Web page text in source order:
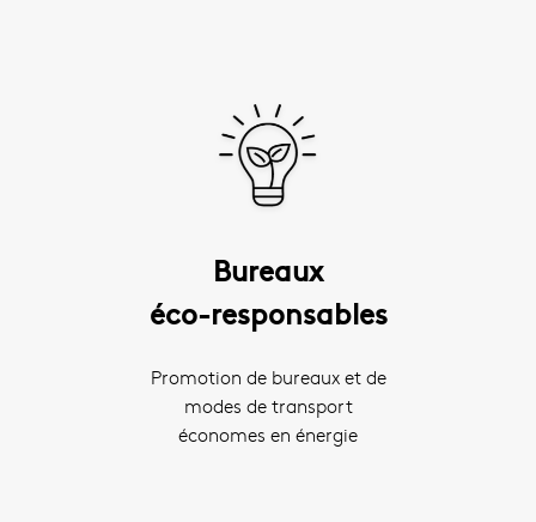
Bureaux
éco-responsables
Promotion de bureaux et de
modes de transport
économes en énergie